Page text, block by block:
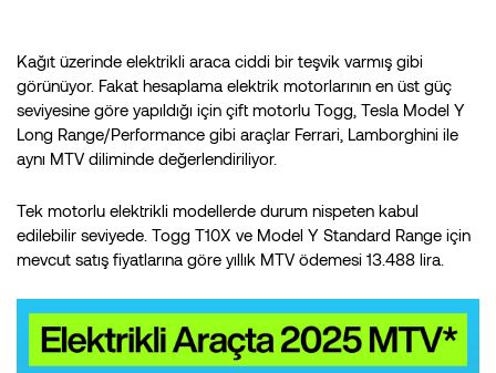
Kağıt üzerinde elektrikli araca ciddi bir teşvik varmış gibi
görünüyor. Fakat hesaplama elektrik motorlarının en üst güç
seviyesine göre yapıldığı için çift motorlu Togg, Tesla Model Y
Long Range/Performance gibi araçlar Ferrari, Lamborghini ile
aynı MTV diliminde değerlendiriliyor.
Tek motorlu elektrikli modellerde durum nispeten kabul
edilebilir seviyede. Togg T10X ve Model Y Standard Range için
mevcut satış fiyatlarına göre yıllık MTV ödemesi 13.488 lira.